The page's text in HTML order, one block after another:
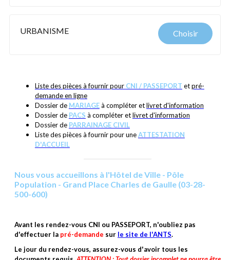
Choisir
URBANISME
Liste des pièces à fournir pour CNI / PASSEPORT etpré-
demande en ligne
Dossier de MARIAGEà compléter etlivret d'information
Dossier de PACS à compléter etlivret d'information
Dossier de PARRAINAGE CIVIL
Liste des pièces à fournir pour uneATTESTATION
D'ACCUEIL
Nous vous accueillons à l'Hôtel de Ville - Pôle
Population - Grand Place Charles de Gaulle (03-28-
500-600)
Avant les rendez-vous CNI ou PASSEPORT, n'oubliez pas
d'effectuer la pré-demande sur le site de l'ANTS.
Le jour du rendez-vous, assurez-vous d'avoir tous les